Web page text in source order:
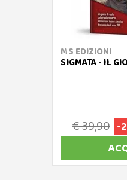
MS EDIZIONI
SIGMATA - IL
€ 39,90 -